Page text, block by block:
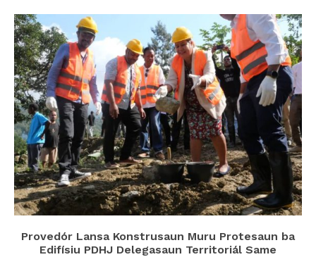
Provedór Lansa Konstrusaun Muru Protesaun ba
Edifísiu PDHJ Delegasaun Territoriál Same